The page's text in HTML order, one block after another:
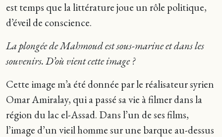
est temps que la littérature joue un rôle politique,
d’éveil de conscience.
La plongée de Mahmoud est sous-marine et dans les
souvenirs. D’où vient cette image ?
Cette image m’a été donnée par le réalisateur syrien
Omar Amiralay, qui a passé sa vie à filmer dans la
région du lac el-Assad. Dans l’un de ses films,
l’image d’un vieil homme sur une barque au-dessus